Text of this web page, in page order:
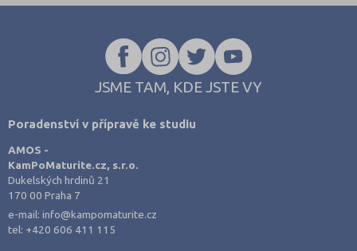
JSME TAM, KDE JSTE VY
Poradenství v přípravě ke studiu
AMOS -
KamPoMaturite.cz, s.r.o.
Dukelských hrdinů 21
170 00 Praha 7
e-mail:info@kampomaturite.cz
tel: +420 606 411 115